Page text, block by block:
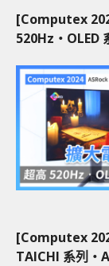
[Computex
520Hz‧OLED
[Computex
TAICHI 系列